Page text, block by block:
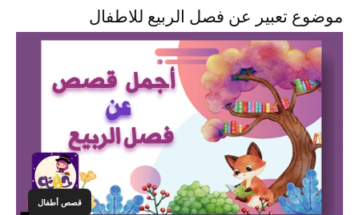
موضوع تعبير عن فصل الربيع للاطفال
قصص أطفال